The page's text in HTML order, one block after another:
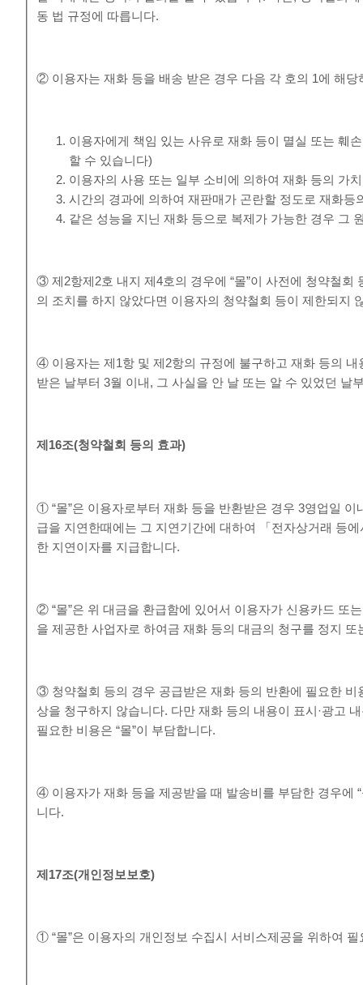
동 법 규정에 따릅니다.
② 이용자는 재화 등을 배송 받은 경우 다음 각 호의 1에 해
이용자에게 책임 있는 사유로 재화 등이 멸실 또는 훼
할 수 있습니다)
이용자의 사용 또는 일부 소비에 의하여 재화 등의 가
시간의 경과에 의하여 재판매가 곤란할 정도로 재화등
같은 성능을 지닌 재화 등으로 복제가 가능한 경우 그
③ 제2항제2호 내지 제4호의 경우에 “몰”이 사전에 청약철
의 조치를 하지 않았다면 이용자의 청약철회 등이 제한되지
④ 이용자는 제1항 및 제2항의 규정에 불구하고 재화 등의
받은 날부터 3월 이내, 그 사실을 안 날 또는 알 수 있었던 날
제 16조(청약철회 등의 효과)
① “몰”은 이용자로부터 재화 등을 반환받은 경우 3영업일
급을 지연한때에는 그 지연기간에 대하여 「전자상거래 등
한 지연이자를 지급합니다.
② “몰”은 위 대금을 환급함에 있어서 이용자가 신용카드 또
을 제공한 사업자로 하여금 재화 등의 대금의 청구를 정지
③ 청약철회 등의 경우 공급받은 재화 등의 반환에 필요한 비
상을 청구하지 않습니다. 다만 재화 등의 내용이 표시·광고
필요한 비용은 “몰”이 부담합니다.
④ 이용자가 재화 등을 제공받을 때 발송비를 부담한 경우에
니다.
제 17조(개인정보보호)
① “몰”은 이용자의 개인정보 수집시 서비스제공을 위하여